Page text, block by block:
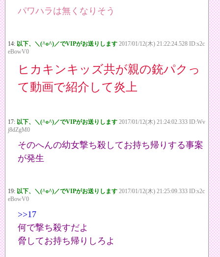
パワハラは無くなりそう
14: 以下、＼(^o^)／でVIPがお送りします 2017/01/12(木) 21:22:24.528 ID:s2c
eBowV0
ヒカキンキッズ共が親の銃パクっ
て動画で紹介して炎上
17: 以下、＼(^o^)／でVIPがお送りします 2017/01/12(木) 21:24:02.333 ID:Wv
j8dZgM0
そのへんの幼女撃ち殺してお持ち帰りする事案
が発生
19: 以下、＼(^o^)／でVIPがお送りします 2017/01/12(木) 21:25:09.333 ID:s2c
eBowV0
>>17
何で撃ち殺すだよ
脅してお持ち帰りしろよ